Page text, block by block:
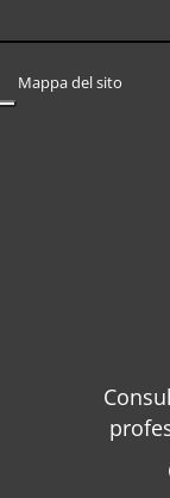
Mappa del sito